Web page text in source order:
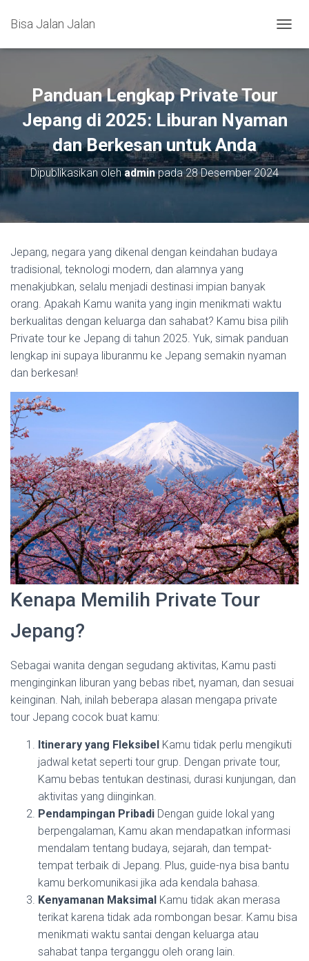
Bisa Jalan Jalan
Panduan Lengkap Private Tour
Jepang di 2025: Liburan Nyaman
dan Berkesan untuk Anda
Dipublikasikan olehadminpada28 Desember 2024
Jepang, negara yang dikenal dengan keindahan budaya
tradisional, teknologi modern, dan alamnya yang
menakjubkan, selalu menjadi destinasi impian banyak
orang. Apakah Kamu wanita yang ingin menikmati waktu
berkualitas dengan keluarga dan sahabat? Kamu bisa pilih
Private tour ke Jepang di tahun 2025. Yuk, simak panduan
lengkap ini supaya liburanmu ke Jepang semakin nyaman
dan berkesan!
Kenapa Memilih Private Tour
Jepang?
Sebagai wanita dengan segudang aktivitas, Kamu pasti
menginginkan liburan yang bebas ribet, nyaman, dan sesuai
keinginan. Nah, inilah beberapa alasan mengapa private
tour Jepang cocok buat kamu:
Itinerary yang Fleksibel Kamu tidak perlu mengikuti
jadwal ketat seperti tour grup. Dengan private tour,
Kamu bebas tentukan destinasi, durasi kunjungan, dan
aktivitas yang diinginkan.
Pendampingan Pribadi Dengan guide lokal yang
berpengalaman, Kamu akan mendapatkan informasi
mendalam tentang budaya, sejarah, dan tempat-
tempat terbaik di Jepang. Plus, guide-nya bisa bantu
kamu berkomunikasi jika ada kendala bahasa.
Kenyamanan Maksimal Kamu tidak akan merasa
terikat karena tidak ada rombongan besar. Kamu bisa
menikmati waktu santai dengan keluarga atau
sahabat tanpa terganggu oleh orang lain.